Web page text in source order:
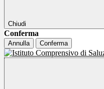
Chiudi
Conferma
Annulla Conferma